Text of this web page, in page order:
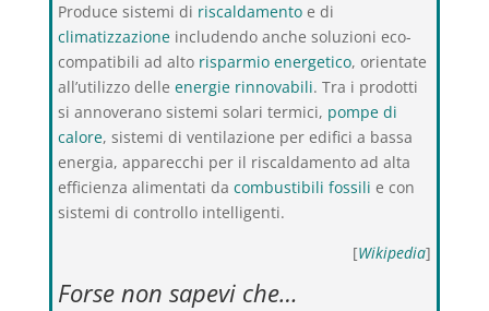
Produce sistemi di riscaldamentoe di
climatizzazioneincludendo anche soluzioni eco-
compatibili ad alto risparmio energetico, orientate
all’utilizzo delle energie rinnovabili. Tra i prodotti
si annoverano sistemi solari termici, pompe di
calore, sistemi di ventilazione per edifici a bassa
energia, apparecchi per il riscaldamento ad alta
efficienza alimentati da combustibili fossili e con
sistemi di controllo intelligenti.
[Wikipedia]
Forse non sapevi che…